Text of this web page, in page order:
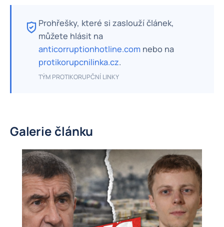
Prohřešky, které si zaslouží článek,
můžete hlásit na
anticorruptionhotline.com nebo na
protikorupcnilinka.cz.
TÝM PROTIKORUPČNÍ LINKY
Galerie článku